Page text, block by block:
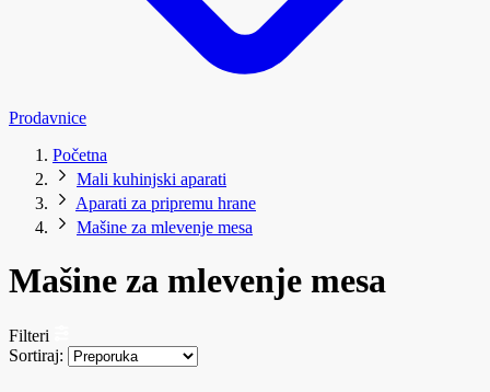
Prodavnice
Početna
Mali kuhinjski aparati
Aparati za pripremu hrane
Mašine za mlevenje mesa
Mašine za mlevenje mesa
Filteri
Sortiraj: